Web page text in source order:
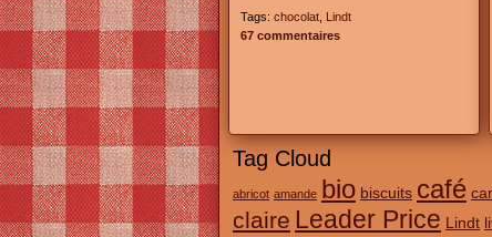
Tags: chocolat Lindt
67 commentaires
Tag Cloud
abricot amande bio biscuits café
claire Leader Price Lindt